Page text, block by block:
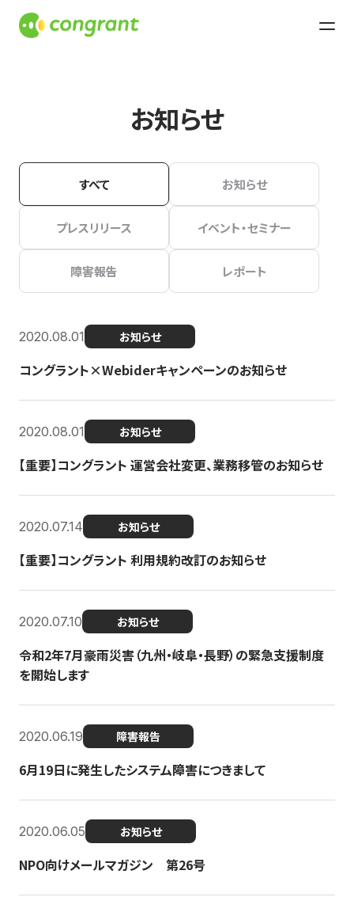
お知らせ
すべて お知らせ
プレスリリース イベント・セミナー
障害報告 レポート
2020.08.01 お知らせ
コングラント×Webiderキャンペーンのお知らせ
2020.08.01 お知らせ
【重要】コングラント 運営会社変更、業務移管のお知らせ
2020.07.14 お知らせ
【重要】コングラント 利用規約改訂のお知らせ
2020.07.10 お知らせ
令和2年7月豪雨災害（九州・岐阜・長野）の緊急支援制度
を開始します
2020.06.19 障害報告
6月19日に発生したシステム障害につきまして
2020.06.05 お知らせ
NPO向けメールマガジン 第26号